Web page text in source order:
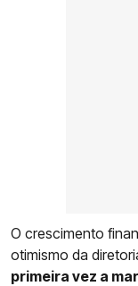
O crescimento
otimismo da
primeira vez a